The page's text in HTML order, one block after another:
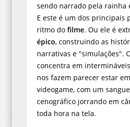
sendo narrado pela rainha
E este é um dos principais
ritmo do filme. Ou ele é
épico, construindo as
narrativas e "simulações".
concentra em
nos fazem parecer estar
videogame, com um
cenográfico jorrando em
toda hora na tela.